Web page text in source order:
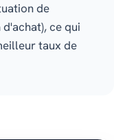
de
ce qui
taux de